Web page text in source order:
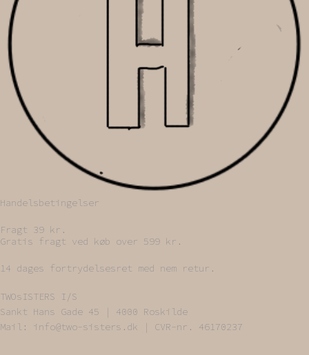
Handelsbetingelser
Fragt 39 kr.
Gratis fragt ved køb over 599 kr.
14 dages fortrydelsesret med nem retur.
TWOsISTERS I/S
Sankt Hans Gade 45 | 4000 Roskilde
Mail: info@two-sisters.dk | CVR-nr. 46170237